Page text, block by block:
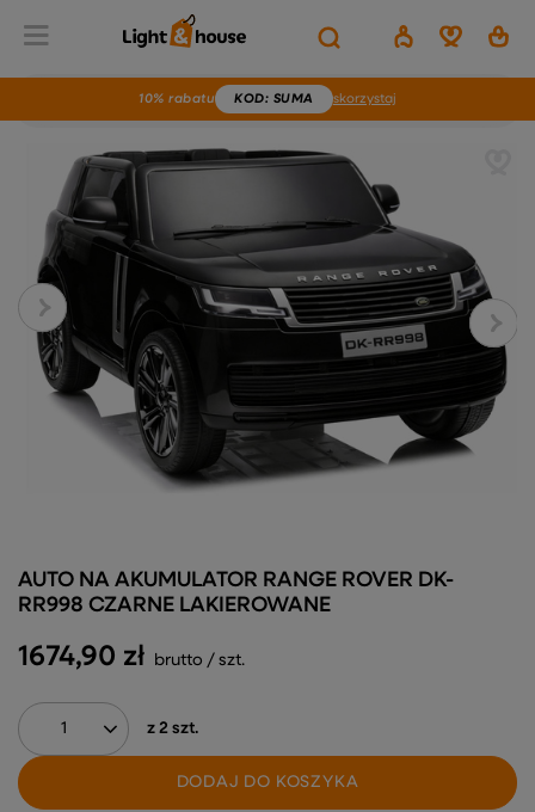
10% rabatu KOD: SUMA skorzystaj
1674,90 zł brutto / szt.
z 2 szt.
DODAJ DO KOSZYKA
AUTO NA AKUMULATOR RANGE ROVER DK-
RR998 CZARNE LAKIEROWANE